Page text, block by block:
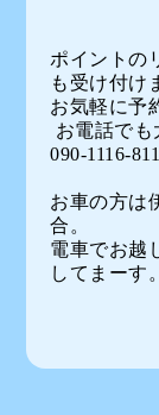
ポイントの
も受け付け
お気軽に予
お電話でも
090-1116-
お車の方は
合。
電車でお越
してまーす。